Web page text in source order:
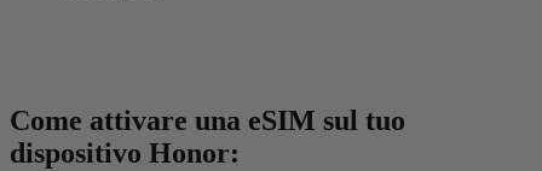
Come attivare una eSIM sul tuo
dispositivo Honor: